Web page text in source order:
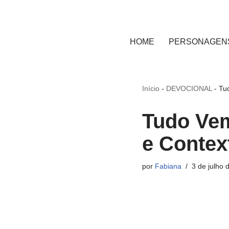
HOME
Início- DEVOCIONAL -
Tudo
e
por Fabiana 3 de julho